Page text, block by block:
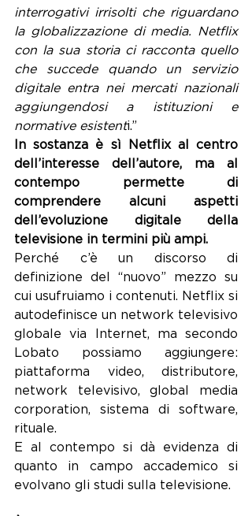
interrogativi irrisolti che riguardano
la globalizzazione di media. Netflix
con la sua storia ci racconta quello
che succede quando un servizio
digitale entra nei mercati nazionali
aggiungendosi a istituzioni e
normative esistenti.”
In sostanza è sì Netflix al centro
dell’interesse dell’autore, ma al
contempo permette di
comprendere alcuni aspetti
dell’evoluzione digitale della
televisione in termini più ampi.
Perché c’è un discorso di
definizione del “nuovo” mezzo su
cui usufruiamo i contenuti. Netflix si
autodefinisce un network televisivo
globale via Internet, ma secondo
Lobato possiamo aggiungere:
piattaforma video, distributore,
network televisivo, global media
corporation, sistema di software,
rituale.
E al contempo si dà evidenza di
quanto in campo accademico si
evolvano gli studi sulla televisione.